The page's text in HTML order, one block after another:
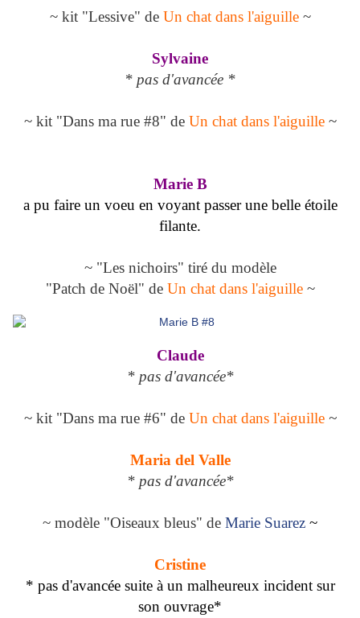
~ kit "Lessive" de Un chat dans l'aiguille~
Sylvaine
* pas d'avancée *
~ kit "Dans ma rue #8" de Un chat dans l'aiguille~
Marie B
a pu faire un voeu en voyant passer une belle étoile
filante.
~ "Les nichoirs" tiré du modèle
"Patch de Noël" de Un chat dans l'aiguille~
Claude
* pas d'avancée*
~ kit "Dans ma rue #6" de Un chat dans l'aiguille ~
Maria del Valle
* pas d'avancée*
~ modèle "Oiseaux bleus" de Marie Suarez ~
Cristine
* pas d'avancée suite à un malheureux incident sur
son ouvrage*